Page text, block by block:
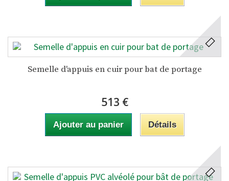
Semelle d'appuis en cuir pour bat de portage
513 €
Ajouter au panier Détails